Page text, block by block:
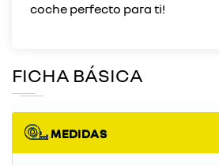
FICHA BÁSICA
MEDIDAS